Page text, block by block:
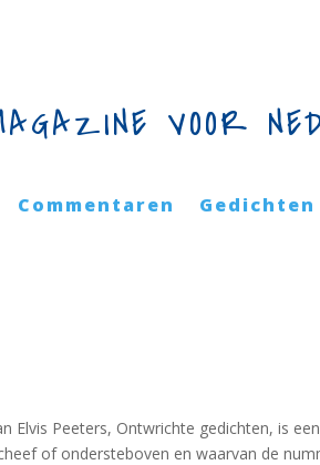
VOOR
Commentaren Gedichten
Elvis Peeters, Ontwrichte gedichten, is een
of ondersteboven en waarvan de